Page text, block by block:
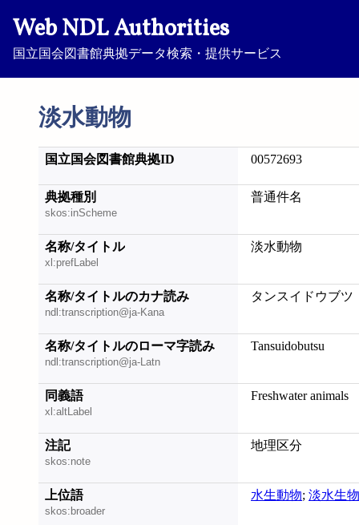
Web NDL Authorities
国立国会図書館典拠データ検索・提供サービス
淡水動物
国立国会図書館典拠ID 00572693
典拠種別
skos:inScheme
普通件名
名称/タイトル
xl:prefLabel
淡水動物
名称/タイトルのカナ読み
ndl:transcription@ja-Kana
タンスイドウブツ
名称/タイトルのローマ字読み
ndl:transcription@ja-Latn
Tansuidobutsu
同義語
xl:altLabel
Freshwater animals
注記
skos:note
地理区分
上位語
skos:broader
水生動物; 淡水生物